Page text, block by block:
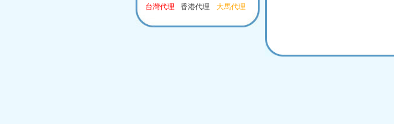
台灣代理
香港代理 大馬代理